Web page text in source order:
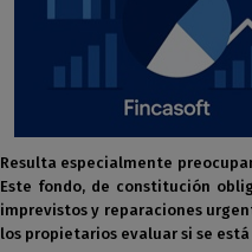
Resulta especialmente
Este fondo, de constitución
imprevistos y reparaciones
los propietarios evaluar si se